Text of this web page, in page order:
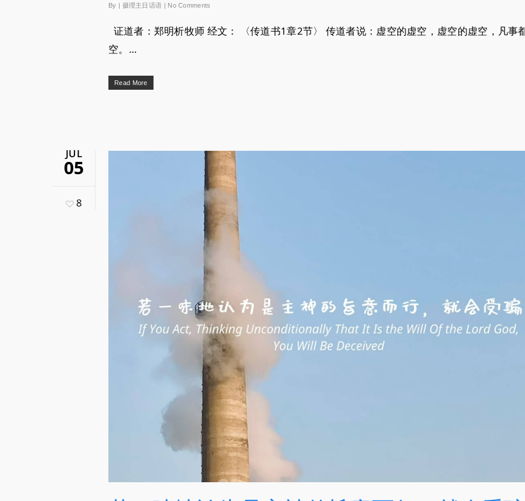
By 摄理主日话语 No Comments
证道者：郑明析牧师 经文： 〈传道书1章2节〉 传道者说：虚空的虚空，虚空的虚空，凡事
空。…
Read More
JUL
05
8